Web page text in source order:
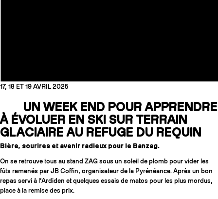
17, 18 ET 19 AVRIL 2025
UN WEEK END POUR APPRENDRE
À ÉVOLUER EN SKI SUR TERRAIN
GLACIAIRE AU REFUGE DU REQUIN
Bière, sourires et avenir radieux pour le Banzag.
On se retrouve tous au stand ZAG sous un soleil de plomb pour vider les
fûts ramenés par JB Coffin, organisateur de la Pyrénéance. Après un bon
repas servi à l’Ardiden et quelques essais de matos pour les plus mordus,
place à la remise des prix.